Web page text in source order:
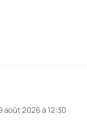
août 2026 à 12:30